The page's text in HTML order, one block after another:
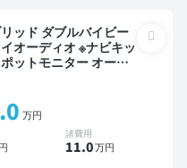
ッド ダブルバイビー
オーディオ ※ナビキッ
ットモニター オート
.0 万円
諸費用
11.0万円